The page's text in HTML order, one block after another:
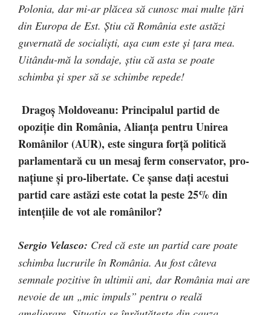
Polonia, dar mi-ar plăcea să cunosc mai multe țări
din Europa de Est. Știu că România este astăzi
guvernată de socialiști, așa cum este și țara mea.
Uitându-mă la sondaje, știu că asta se poate
schimba și sper să se schimbe repede!
Dragoș Moldoveanu: Principalul partid de
opoziție din România, Alianța pentru Unirea
Românilor (AUR), este singura forță politică
parlamentară cu un mesaj ferm conservator, pro-
națiune și pro-libertate. Ce șanse dați acestui
partid care astăzi este cotat la peste 25% din
intențiile de vot ale românilor?
Sergio Velasco: Cred că este un partid care poate
schimba lucrurile în România. Au fost câteva
semnale pozitive în ultimii ani, dar România mai are
nevoie de un „mic impuls” pentru o reală